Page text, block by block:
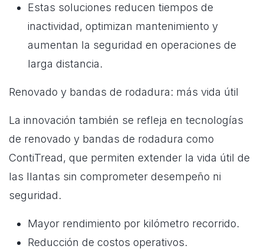
Estas soluciones reducen tiempos de
inactividad, optimizan mantenimiento y
aumentan la seguridad en operaciones de
larga distancia.
Renovado y bandas de rodadura: más vida útil
La innovación también se refleja en tecnologías
de renovado y bandas de rodadura como
ContiTread, que permiten extender la vida útil de
las llantas sin comprometer desempeño ni
seguridad.
Mayor rendimiento por kilómetro recorrido.
Reducción de costos operativos.